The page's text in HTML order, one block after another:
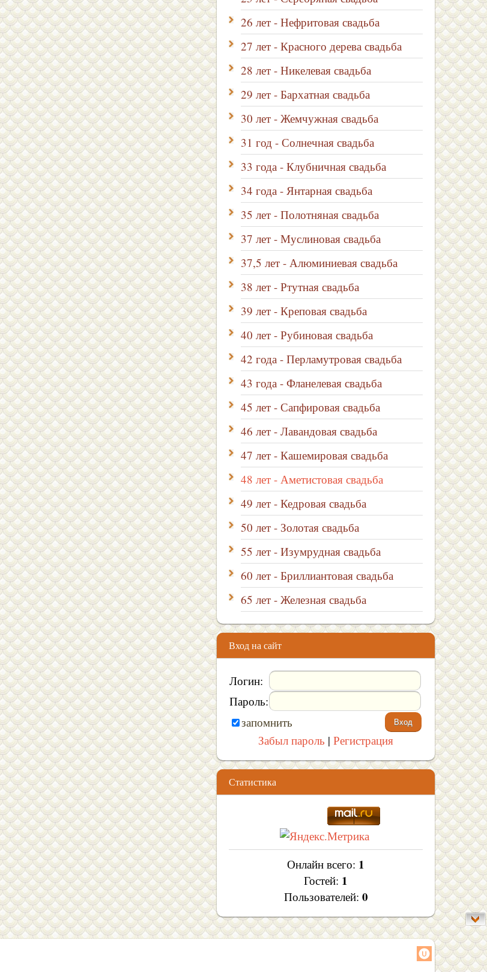
26 лет - Нефритовая свадьба
27 лет - Красного дерева свадьба
28 лет - Никелевая свадьба
29 лет - Бархатная свадьба
30 лет - Жемчужная свадьба
31 год - Солнечная свадьба
33 года - Клубничная свадьба
34 года - Янтарная свадьба
35 лет - Полотняная свадьба
37 лет - Муслиновая свадьба
37,5 лет - Алюминиевая свадьба
38 лет - Ртутная свадьба
39 лет - Креповая свадьба
40 лет - Рубиновая свадьба
42 года - Перламутровая свадьба
43 года - Фланелевая свадьба
45 лет - Сапфировая свадьба
46 лет - Лавандовая свадьба
47 лет - Кашемировая свадьба
48 лет - Аметистовая свадьба
49 лет - Кедровая свадьба
50 лет - Золотая свадьба
55 лет - Изумрудная свадьба
60 лет - Бриллиантовая свадьба
65 лет - Железная свадьба
Вход на сайт
Логин:
Пароль:
запомнить
Забыл пароль | Регистрация
Статистика
Онлайн всего: 1
Гостей: 1
Пользователей: 0